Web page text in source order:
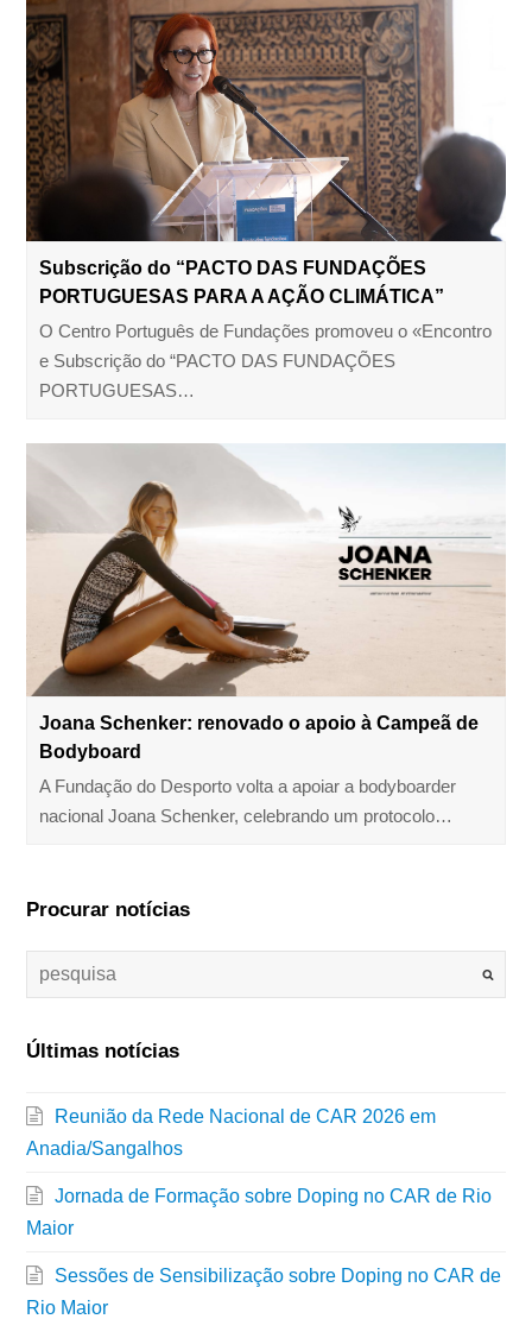
Subscrição do “PACTO DAS FUNDAÇÕES
PORTUGUESAS PARA A AÇÃO CLIMÁTICA”
O Centro Português de Fundações promoveu o «Encontro
e Subscrição do “PACTO DAS FUNDAÇÕES
PORTUGUESAS…
Joana Schenker: renovado o apoio à Campeã de
Bodyboard
A Fundação do Desporto volta a apoiar a bodyboarder
nacional Joana Schenker, celebrando um protocolo…
Procurar notícias
Últimas notícias
Reunião da Rede Nacional de CAR 2026 em
Anadia/Sangalhos
Jornada de Formação sobre Doping no CAR de Rio
Maior
Sessões de Sensibilização sobre Doping no CAR de
Rio Maior